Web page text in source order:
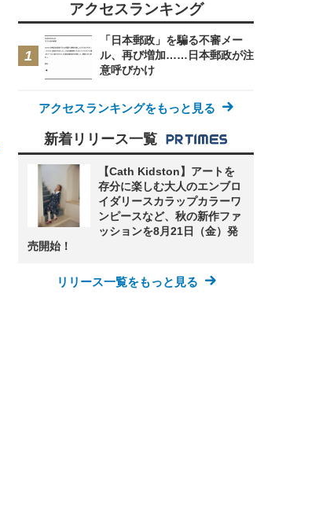
アクセスランキング
「日本郵政」を騙る不審メー
ル、再び増加……日本郵政が注
意呼びかけ
アクセスランキングをもっと見る
新着リリース一覧
【Cath Kidston】アートを
存分に楽しむ大人のエンブロ
イダリースカラップカラーワ
ンピースなど、秋の新作ファ
ッションを8月21日（金）発
売開始！
リリース一覧をもっと見る